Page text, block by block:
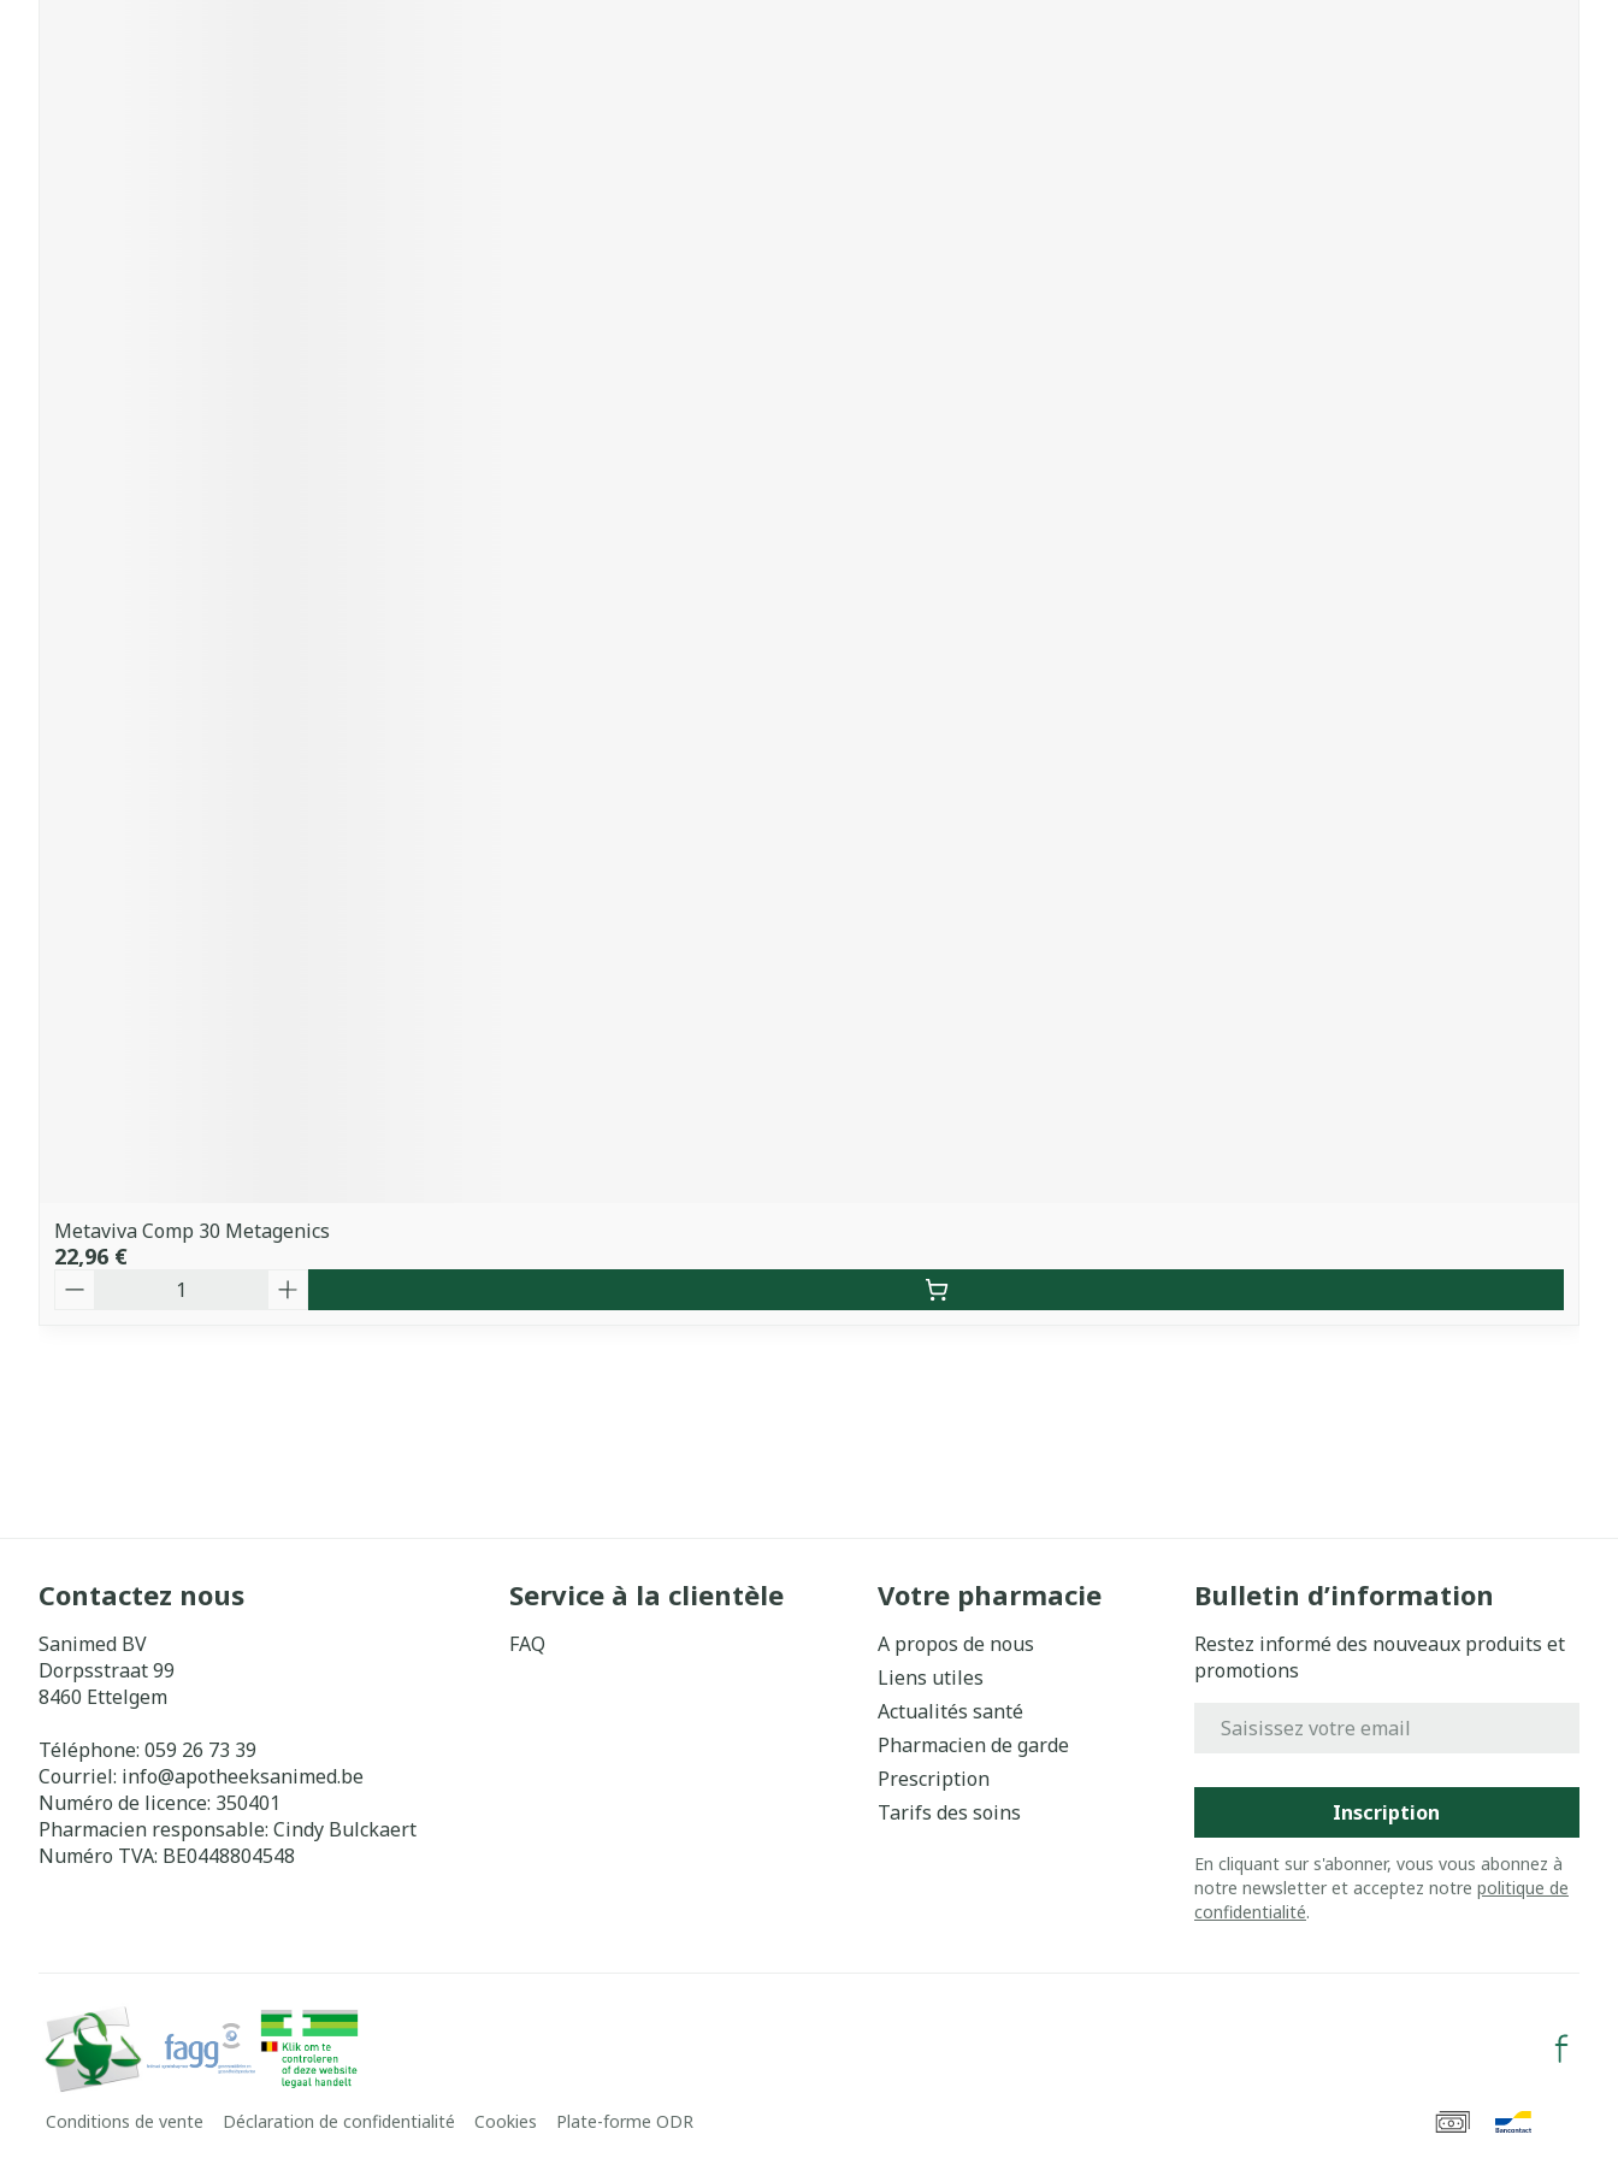
Metaviva Comp 30 Metagenics
22,96 €
Contactez nous
Sanimed BV
Dorpsstraat 99
8460 Ettelgem
Téléphone: 059 26 73 39
Courriel: info@apotheeksanimed.be
Numéro de licence: 350401
Pharmacien responsable: Cindy Bulckaert
Numéro TVA: BE0448804548
Service à la clientèle
FAQ
Votre pharmacie
A propos de nous
Liens utiles
Actualités santé
Pharmacien de garde
Prescription
Tarifs des soins
Bulletin d’information
Restez informé des nouveaux produits et
promotions
Inscription
En cliquant sur s'abonner, vous vous abonnez à
notre newsletter et acceptez notre politique de
confidentialité.
Conditions de vente Déclaration de confidentialité Cookies Plate-forme ODR